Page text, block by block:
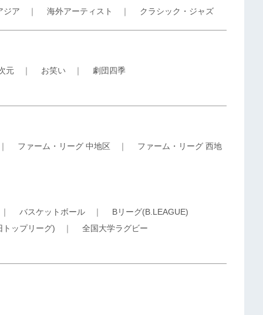
ジア ｜ 海外アーティスト ｜ クラシック・ジャズ
元 ｜ お笑い ｜ 劇団四季
ファーム・リーグ 中地区 ｜ ファーム・リーグ 西地
バスケットボール ｜ Bリーグ(B.LEAGUE)
トップリーグ) ｜ 全国大学ラグビー